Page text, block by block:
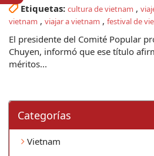
Etiquetas: cultura de vietnam ,
vietnam , viajar a vietnam , festival de
El presidente del Comité Popular
Chuyen, informó que ese título
méritos...
Categorí­as
Vietnam